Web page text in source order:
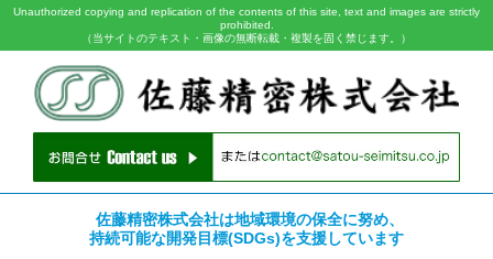
Unauthorized copying and replication of the contents of this site, text and images are strictly
prohibited.
（当サイトのテキスト・画像の無断転載・複製を固く禁じます。）
佐藤精密株式会社は地域環境の保全に努め、
持続可能な開発目標(SDGs)を支援しています